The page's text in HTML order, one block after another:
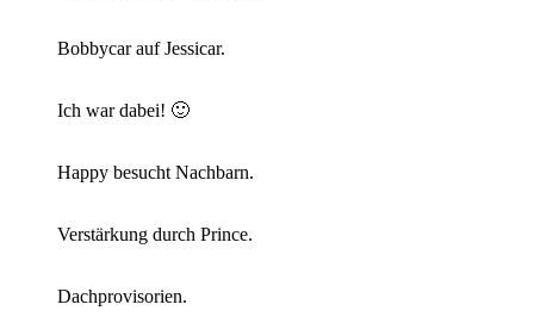
Bobbycar auf Jessicar.
Ich war dabei! 🙂
Happy besucht Nachbarn.
Verstärkung durch Prince.
Dachprovisorien.